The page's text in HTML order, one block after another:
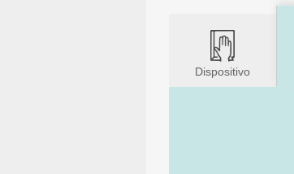
Dispositivo